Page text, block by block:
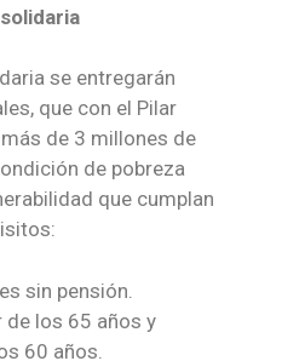
se entregarán
que con el Pilar
de 3 millones de
de pobreza
que cumplan
sin pensión.
de los 65 años y
60 años.